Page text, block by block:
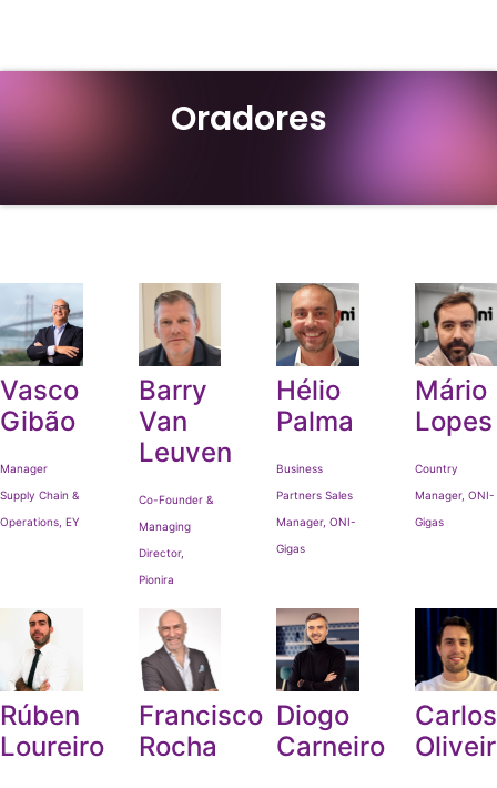
Oradores
Vasco
Gibão
Manager
Supply Chain &
Operations, EY
Barry
Van
Leuven
Co-Founder &
Managing
Director,
Pionira
Hélio
Palma
Business
Partners Sales
Manager, ONI-
Gigas
Mário
Lopes
Country
Manager, ONI-
Gigas
Rúben
Loureiro
Francisco
Rocha
Diogo
Carneiro
Carlos